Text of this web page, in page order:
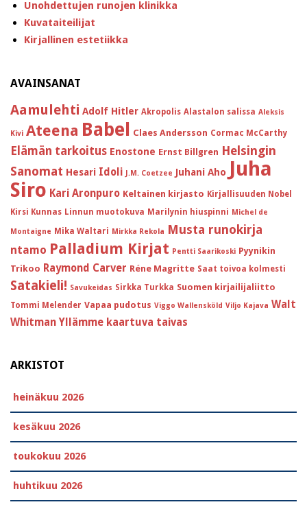
Unohdettujen runojen klinikka
Kuvataiteilijat
Kirjallinen estetiikka
AVAINSANAT
Aamulehti Adolf Hitler Akropolis Alastalon salissa Aleksis
Kivi Ateena Babel Claes Andersson Cormac McCarthy
Elämän tarkoitus Enostone Ernst Billgren Helsingin
Sanomat Hesari Idoli J.M. Coetzee Juhani Aho Juha
Siro Kari Aronpuro Keltainen kirjasto Kirjallisuuden Nobel
Kirsi Kunnas Linnun muotokuva Marilynin hiuspinni Michel de
Montaigne Mika Waltari Mirkka Rekola Musta runokirja
ntamo Palladium Kirjat Pentti Saarikoski Pyynikin
Trikoo Raymond Carver Réne Magritte Saat toivoa kolmesti
Satakieli! Savukeidas Sirkka Turkka Suomen kirjailijaliitto
Tommi Melender Vapaa pudotus Viggo Wallensköld Viljo Kajava Walt
Whitman Yllämme kaartuva taivas
ARKISTOT
heinäkuu 2026
kesäkuu 2026
toukokuu 2026
huhtikuu 2026